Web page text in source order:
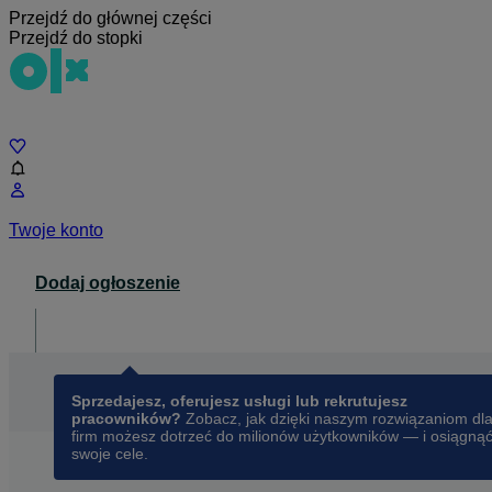
Przejdź do głównej części
Przejdź do stopki
Twoje konto
Dodaj ogłoszenie
Sprzedajesz, oferujesz usługi lub rekrutujesz
pracowników? Zobacz, jak dzięki naszym rozwiązaniom dla
firm możesz dotrzeć do milionów użytkowników — i osiągnąć
swoje cele.